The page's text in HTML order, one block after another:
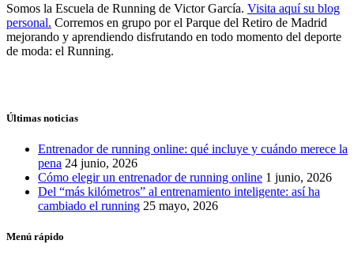
Somos la Escuela de Running de Victor García. Visita aquí su blog
personal. Corremos en grupo por el Parque del Retiro de Madrid
mejorando y aprendiendo disfrutando en todo momento del deporte
de moda: el Running.
Últimas noticias
Entrenador de running online: qué incluye y cuándo merece la
pena 24 junio, 2026
Cómo elegir un entrenador de running online 1 junio, 2026
Del “más kilómetros” al entrenamiento inteligente: así ha
cambiado el running 25 mayo, 2026
Menú rápido